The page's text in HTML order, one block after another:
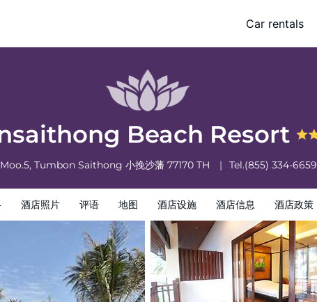
Car rentals
Beach Resort
Moo.5, Tumbon Saithong 小挽沙藩 77170 TH Tel.(855) 334-6659
酒店照片 评语 地图 酒店设施 酒店信息 酒店政策